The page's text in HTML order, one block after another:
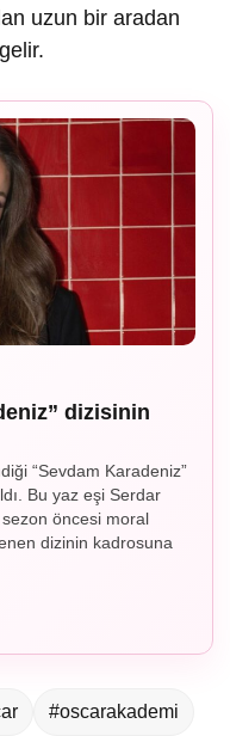
uzun bir aradan
dizisinin
“Sevdam Karadeniz”
Bu yaz eşi Serdar
öncesi moral
dizinin kadrosuna
#oscarakademi